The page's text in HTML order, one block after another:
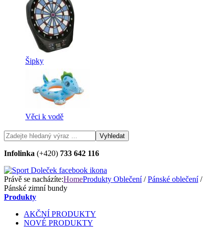
Šipky
Věci k vodě
Infolinka (+420) 733 642 116
Právě se nacházíte:HomeProdukty Oblečení/Pánské oblečení/
Pánské zimní bundy
Produkty
AKČNÍ PRODUKTY
NOVÉ PRODUKTY